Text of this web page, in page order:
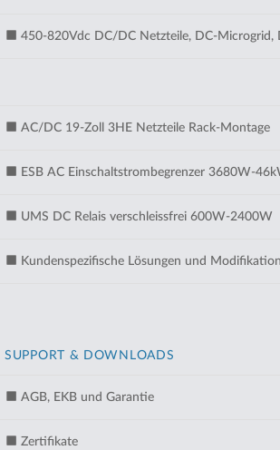
450-820Vdc DC/DC Netzteile, DC-Microgrid,
AC/DC 19-Zoll 3HE Netzteile Rack-Montage
ESB AC Einschaltstrombegrenzer 3680W-
UMS DC Relais verschleissfrei 600W-2400W
Kundenspezifische Lösungen und
SUPPORT & DOWNLOADS
AGB, EKB und Garantie
Zertifikate